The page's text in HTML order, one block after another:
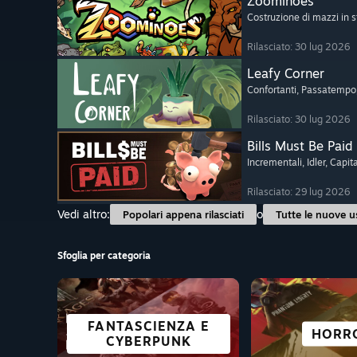
Costruzione di mazzi in
Rilasciato: 30 lug 2026
Leafy Corner
Confortanti, Passatempo
Rilasciato: 30 lug 2026
Bills Must Be Paid
Incrementali, Idler,
Rilasciato: 29 lug 2026
Vedi altro:
Popolari appena rilasciati o Tutte le nuove
Sfoglia per categoria
FANTASCIENZA E
CYBERPUNK
FREE-TO-PLAY
AVVENTURA
MONDO APERTO
PERFETTI